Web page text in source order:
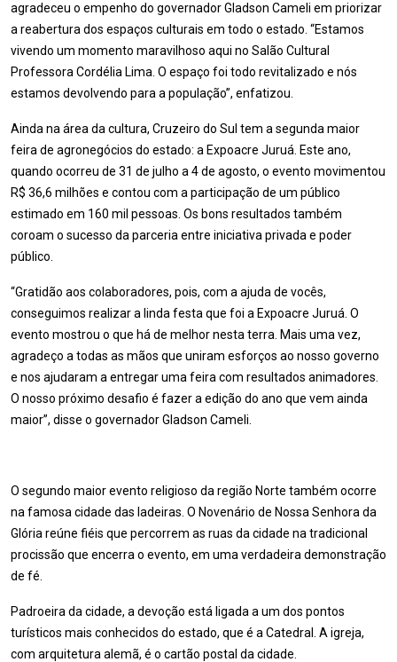
agradeceu o empenho do governador Gladson Cameli em priorizar
a reabertura dos espaços culturais em todo o estado. “Estamos
vivendo um momento maravilhoso aqui no Salão Cultural
Professora Cordélia Lima. O espaço foi todo revitalizado e nós
estamos devolvendo para a população”, enfatizou.
Ainda na área da cultura, Cruzeiro do Sul tem a segunda maior
feira de agronegócios do estado: a Expoacre Juruá. Este ano,
quando ocorreu de 31 de julho a 4 de agosto, o evento movimentou
R$ 36,6 milhões e contou com a participação de um público
estimado em 160 mil pessoas. Os bons resultados também
coroam o sucesso da parceria entre iniciativa privada e poder
público.
“Gratidão aos colaboradores, pois, com a ajuda de vocês,
conseguimos realizar a linda festa que foi a Expoacre Juruá. O
evento mostrou o que há de melhor nesta terra. Mais uma vez,
agradeço a todas as mãos que uniram esforços ao nosso governo
e nos ajudaram a entregar uma feira com resultados animadores.
O nosso próximo desafio é fazer a edição do ano que vem ainda
maior”, disse o governador Gladson Cameli.
O segundo maior evento religioso da região Norte também ocorre
na famosa cidade das ladeiras. O Novenário de Nossa Senhora da
Glória reúne fiéis que percorrem as ruas da cidade na tradicional
procissão que encerra o evento, em uma verdadeira demonstração
de fé.
Padroeira da cidade, a devoção está ligada a um dos pontos
turísticos mais conhecidos do estado, que é a Catedral. A igreja,
com arquitetura alemã, é o cartão postal da cidade.